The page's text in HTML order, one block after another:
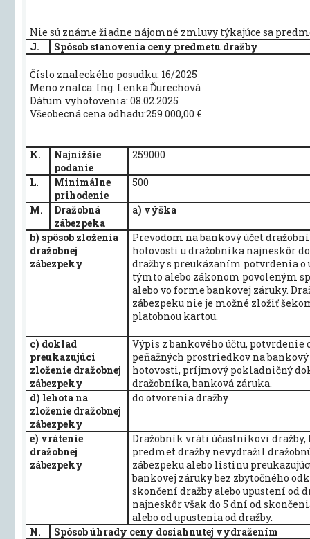
Nie sú známe žiadne nájomné zmluvy týkajúce sa
J.
Spôsob stanovenia ceny predmetu dražby
Číslo znaleckého posudku: 16/2025
Meno znalca: Ing. Lenka Ďurechová
Dátum vyhotovenia: 08.02.2025
Všeobecná cena odhadu:259 000,00 €
K.
Najnižšie
podanie
259000
L.
Minimálne
prihodenie
500
M.
Dražobná
zábezpeka
a) výška
b) spôsob zloženia
dražobnej
zábezpeky
Prevodom na bankový účet
hotovosti u dražobníka najneskôr
dražby s preukázaním potvrdenia o
týmto alebo zákonom povoleným
alebo vo forme bankovej záruky.
zábezpeku nie je možné zložiť
platobnou kartou.
c) doklad
preukazujúci
zloženie dražobnej
zábezpeky
Výpis z bankového účtu, potvrdenie
peňažných prostriedkov na bankový
hotovosti, príjmový pokladničný
dražobníka, banková záruka.
d) lehota na
zloženie dražobnej
zábezpeky
do otvorenia dražby
e) vrátenie
dražobnej
zábezpeky
Dražobník vráti účastníkovi
predmet dražby nevydražil
zábezpeku alebo listinu
bankovej záruky bez zbytočného
skončení dražby alebo upustení od
najneskôr však do 5 dní od
alebo od upustenia od dražby.
N.
Spôsob úhrady ceny dosiahnutej vydražením